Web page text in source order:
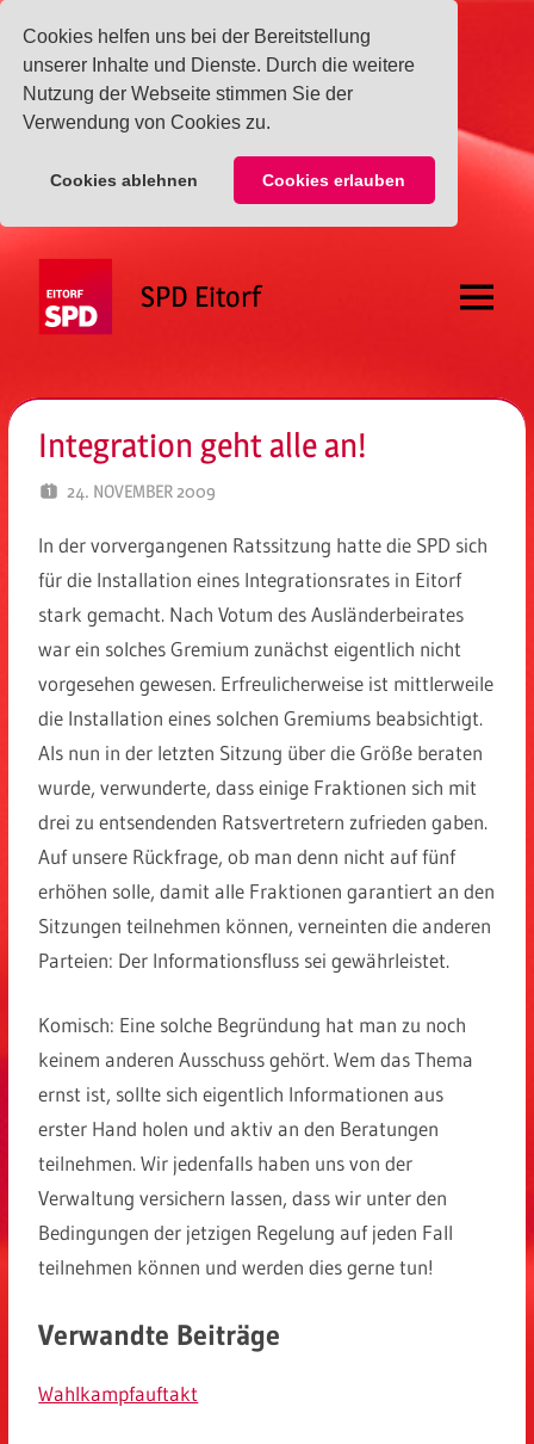
Cookies helfen uns bei der Bereitstellung
unserer Inhalte und Dienste. Durch die weitere
Nutzung der Webseite stimmen Sie der
Verwendung von Cookies zu.
Cookies ablehnen Cookies erlauben
springen
SPD Eitorf Menü
Integration geht alle an!
24. NOVEMBER 2009
In der vorvergangenen Ratssitzung hatte die SPD sich
für die Installation eines Integrationsrates in Eitorf
stark gemacht. Nach Votum des Ausländerbeirates
war ein solches Gremium zunächst eigentlich nicht
vorgesehen gewesen. Erfreulicherweise ist mittlerweile
die Installation eines solchen Gremiums beabsichtigt.
Als nun in der letzten Sitzung über die Größe beraten
wurde, verwunderte, dass einige Fraktionen sich mit
drei zu entsendenden Ratsvertretern zufrieden gaben.
Auf unsere Rückfrage, ob man denn nicht auf fünf
erhöhen solle, damit alle Fraktionen garantiert an den
Sitzungen teilnehmen können, verneinten die anderen
Parteien: Der Informationsfluss sei gewährleistet.
Komisch: Eine solche Begründung hat man zu noch
keinem anderen Ausschuss gehört. Wem das Thema
ernst ist, sollte sich eigentlich Informationen aus
erster Hand holen und aktiv an den Beratungen
teilnehmen. Wir jedenfalls haben uns von der
Verwaltung versichern lassen, dass wir unter den
Bedingungen der jetzigen Regelung auf jeden Fall
teilnehmen können und werden dies gerne tun!
Verwandte Beiträge
Wahlkampfauftakt